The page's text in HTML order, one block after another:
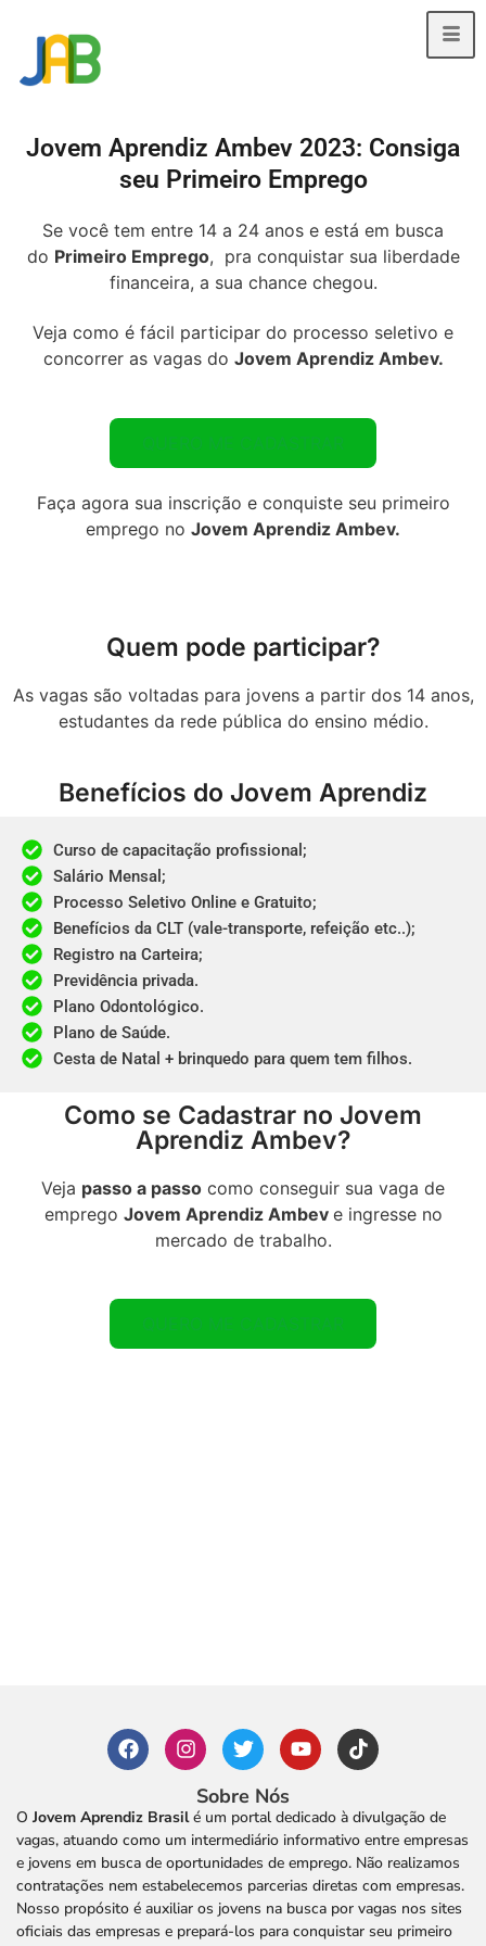
Jovem Aprendiz Ambev 2023: Consiga
seu Primeiro Emprego
Se você tem entre 14 a 24 anos e está em busca
do Primeiro Emprego, pra conquistar sua liberdade
financeira, a sua chance chegou.
Veja como é fácil participar do processo seletivo e
concorrer as vagas do Jovem Aprendiz Ambev.
QUERO ME CADASTRAR
Faça agora sua inscrição e conquiste seu primeiro
emprego no Jovem Aprendiz Ambev.
Quem pode participar?​
As vagas são voltadas para jovens a partir dos 14 anos,
estudantes da rede pública do ensino médio.
Benefícios do Jovem Aprendiz
Curso de capacitação profissional;​
Salário Mensal;​
Processo Seletivo Online e Gratuito;​
Benefícios da CLT (vale-transporte, refeição etc..);​
Registro na Carteira;​
Previdência privada.
Plano Odontológico.
Plano de Saúde.
Cesta de Natal + brinquedo para quem tem filhos.
Como se Cadastrar no Jovem
Aprendiz Ambev?
Veja passo a passo como conseguir sua vaga de
emprego Jovem Aprendiz Ambev e ingresse no
mercado de trabalho.
QUERO ME CADASTRAR
Sobre Nós
O Jovem Aprendiz Brasilé um portal dedicado à divulgação de
vagas, atuando como um intermediário informativo entre empresas
e jovens em busca de oportunidades de emprego. Não realizamos
contratações nem estabelecemos parcerias diretas com empresas.
Nosso propósito é auxiliar os jovens na busca por vagas nos sites
oficiais das empresas e prepará-los para conquistar seu primeiro